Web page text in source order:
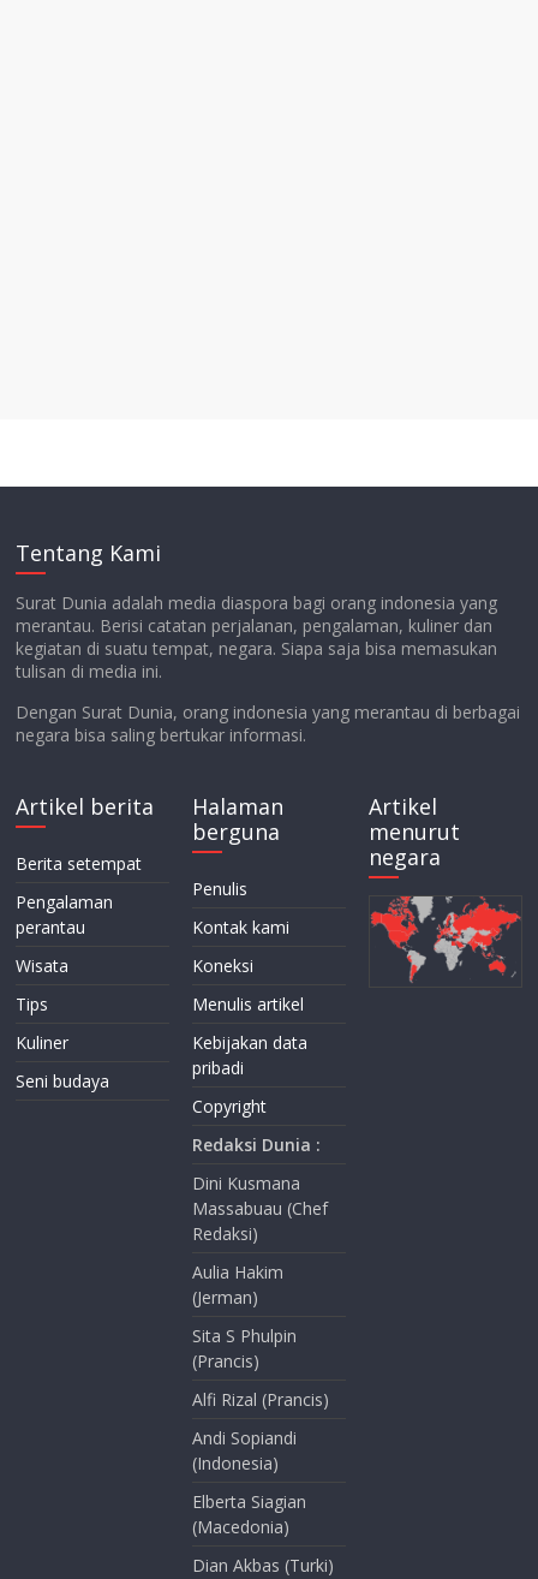
Tentang Kami
Surat Dunia adalah media diaspora bagi orang indonesia yang
merantau. Berisi catatan perjalanan, pengalaman, kuliner dan
kegiatan di suatu tempat, negara. Siapa saja bisa memasukan
tulisan di media ini.
Dengan Surat Dunia, orang indonesia yang merantau di berbagai
negara bisa saling bertukar informasi.
Artikel berita
Berita setempat
Pengalaman
perantau
Wisata
Tips
Kuliner
Seni budaya
Halaman
berguna
Penulis
Kontak kami
Koneksi
Menulis artikel
Kebijakan data
pribadi
Copyright
Redaksi Dunia :
Dini Kusmana
Massabuau (Chef
Redaksi)
Aulia Hakim
(Jerman)
Sita S Phulpin
(Prancis)
Alfi Rizal (Prancis)
Andi Sopiandi
(Indonesia)
Elberta Siagian
(Macedonia)
Dian Akbas (Turki)
Artikel
menurut
negara